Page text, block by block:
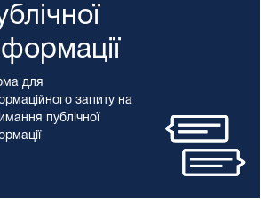
для
запиту на
публічної